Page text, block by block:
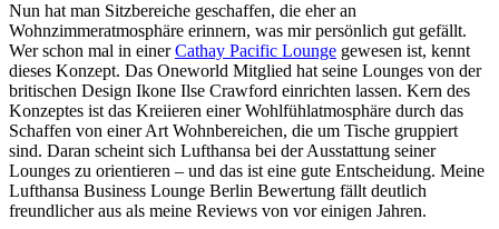
Nun hat man Sitzbereiche geschaffen, die eher an
Wohnzimmeratmosphäre erinnern, was mir persönlich gut gefällt.
Wer schon mal in einerCathay Pacific Lounge gewesen ist, kennt
dieses Konzept. Das Oneworld Mitglied hat seine Lounges von der
britischen Design Ikone Ilse Crawford einrichten lassen. Kern des
Konzeptes ist das Kreiieren einer Wohlfühlatmosphäre durch das
Schaffen von einer Art Wohnbereichen, die um Tische gruppiert
sind. Daran scheint sich Lufthansa bei der Ausstattung seiner
Lounges zu orientieren – und das ist eine gute Entscheidung. Meine
Lufthansa Business Lounge Berlin Bewertung fällt deutlich
freundlicher aus als meine Reviews von vor einigen Jahren.